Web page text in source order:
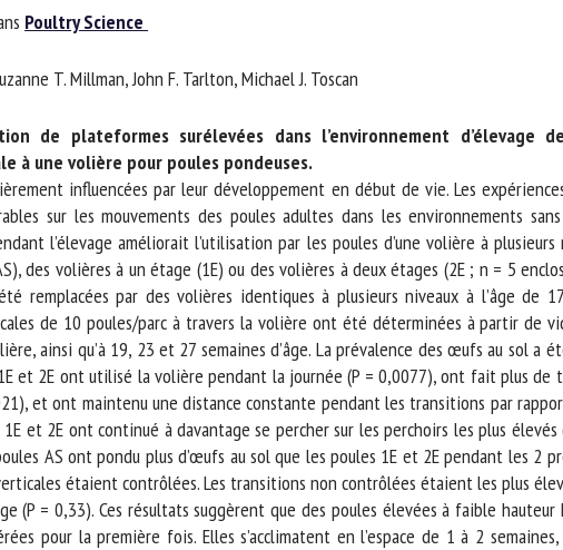
Poultry Science
T. Millman, John F. Tarlton, Michael J. Toscan
de plateformes surélevées dans l’environnement d’élevage
à une volière pour poules pondeuses.
influencées par leur développement en début de vie. Les
sur les mouvements des poules adultes dans les environnements
l’élevage améliorait l’utilisation par les poules d’une volière à plusieurs
des volières à un étage (1E) ou des volières à deux étages (2E ; n = 5
remplacées par des volières identiques à plusieurs niveaux à l’âge de
de 10 poules/parc à travers la volière ont été déterminées à partir de
ainsi qu’à 19, 23 et 27 semaines d’âge. La prévalence des œufs au sol a
et 2E ont utilisé la volière pendant la journée (P = 0,0077), ont fait plus de
et ont maintenu une distance constante pendant les transitions par rapport
et 2E ont continué à davantage se percher sur les perchoirs les plus
AS ont pondu plus d’œufs au sol que les poules 1E et 2E pendant les 2
étaient contrôlées. Les transitions non contrôlées étaient les plus
(P = 0,33). Ces résultats suggèrent que des poules élevées à faible
pour la première fois. Elles s’acclimatent en l’espace de 1 à 2
*
E-mail *
ce formulaire, j'accepte que les informations saisies soient
dans le cadre de la relation avec le CNR BEA. *
suivis de * sont obligatoires